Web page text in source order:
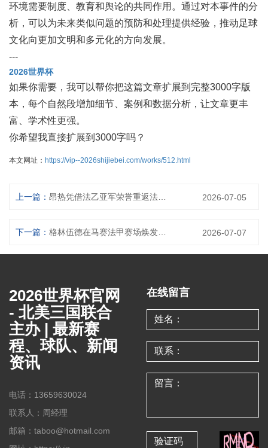
环境需要制度、教育和舆论的共同作用。通过对本事件的分
析，可以为未来类似问题的预防和处理提供经验，推动足球
文化向更加文明和多元化的方向发展。
---
2026世界杯
如果你需要，我可以帮你把这篇文章扩展到完整3000字版
本，每个自然段增加细节、案例和数据分析，让文章更丰
富、学术性更强。
你希望我直接扩展到3000字吗？
本文网址： https://vip--2026shijiebei.com/works/512.html
上一篇： 2026-07-05
下一篇： 2026-07-07
2026世界杯官网
- 北美三国联合
主办 | 最新赛
程、球队、新闻
资讯
电话：13659630024
联系人：周经理
邮箱：taboo@hotmail.com
在线留言